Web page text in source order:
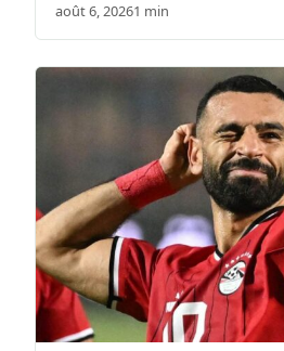
août 6, 20261 min